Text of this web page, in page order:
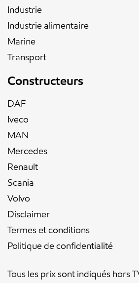
Industrie
Industrie alimentaire
Marine
Transport
Constructeurs
DAF
Iveco
MAN
Mercedes
Renault
Scania
Volvo
Disclaimer
Termes et conditions
Politique de confidentialité
Tous les prix sont indiqués hors